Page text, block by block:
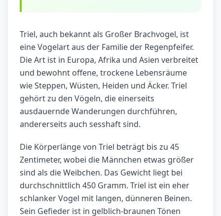
Triel, auch bekannt als Großer Brachvogel, ist
eine Vogelart aus der Familie der Regenpfeifer.
Die Art ist in Europa, Afrika und Asien verbreitet
und bewohnt offene, trockene Lebensräume
wie Steppen, Wüsten, Heiden und Äcker. Triel
gehört zu den Vögeln, die einerseits
ausdauernde Wanderungen durchführen,
andererseits auch sesshaft sind.
Die Körperlänge von Triel beträgt bis zu 45
Zentimeter, wobei die Männchen etwas größer
sind als die Weibchen. Das Gewicht liegt bei
durchschnittlich 450 Gramm. Triel ist ein eher
schlanker Vogel mit langen, dünneren Beinen.
Sein Gefieder ist in gelblich-braunen Tönen